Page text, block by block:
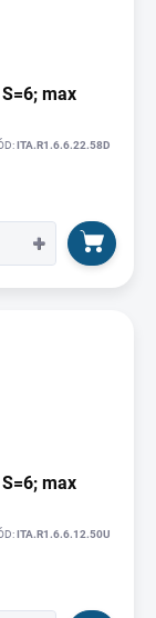
max
ITA.R1.6.6.22.58D
+
max
ITA.R1.6.6.12.50U